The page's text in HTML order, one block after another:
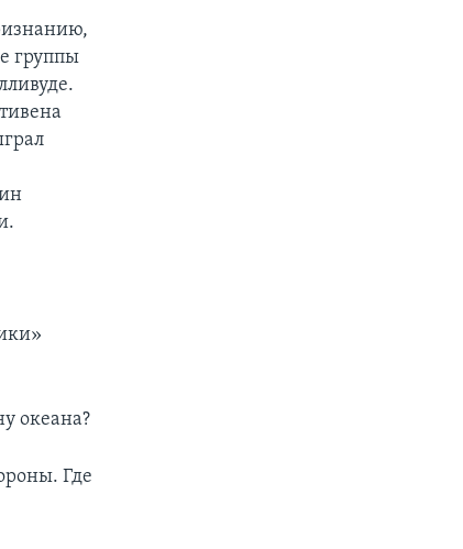
группы
океана?
Где